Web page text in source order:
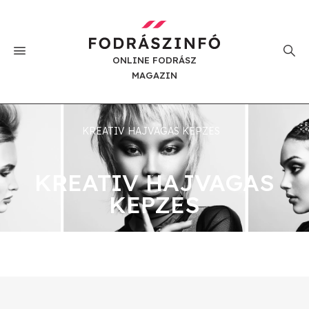
ONLINE FODRÁSZ
MAGAZIN
KREATIV HAJVAGAS KEPZES
KREATIV HAJVAGAS
KEPZES